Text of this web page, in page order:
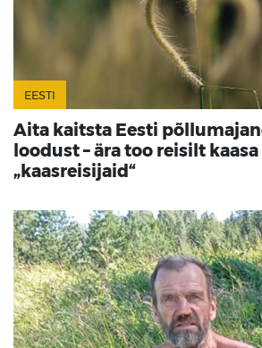
EESTI
Aita kaitsta Eesti
loodust – ära too reisilt
„kaasreisijaid“